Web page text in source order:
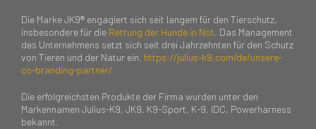
Die Marke JK9® engagiert sich seit langem für den Tierschutz,
insbesondere für die Rettung der Hunde in Not . Das Management
des Unternehmens setzt sich seit drei Jahrzehnten für den Schutz
von Tieren und der Natur ein. https://julius-k9.com/de/unsere-
co-branding-partner/
Die erfolgreichsten Produkte der Firma wurden unter den
Markennamen Julius-K9, JK9, K9-Sport, K-9, IDC, Powerharness
bekannt.